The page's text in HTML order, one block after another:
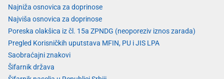
Najniža osnovica za doprinose
Najviša osnovica za doprinose
Poreska olakšica iz čl. 15a ZPNDG (neoporeziv iznos zarada)
Pregled Korisničkih uputstava MFIN, PU i JIS LPA
Saobraćajni znakovi
Šifarnik država